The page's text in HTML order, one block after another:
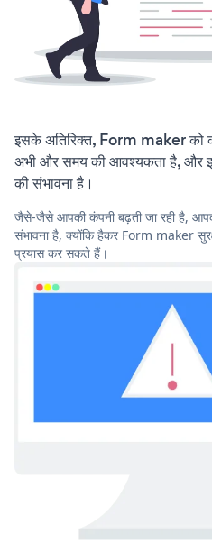
इसके अतिरिक्त, Form maker को
अभी और समय की आवश्यकता है, और
की संभावना है।
जैसे-जैसे आपकी कंपनी बढ़ती जा रही है,
संभावना है, क्योंकि हैकर Form maker
प्रयास कर सकते हैं।